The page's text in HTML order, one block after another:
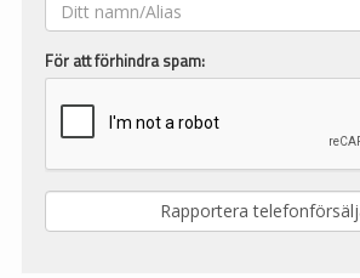
För att förhindra spam: